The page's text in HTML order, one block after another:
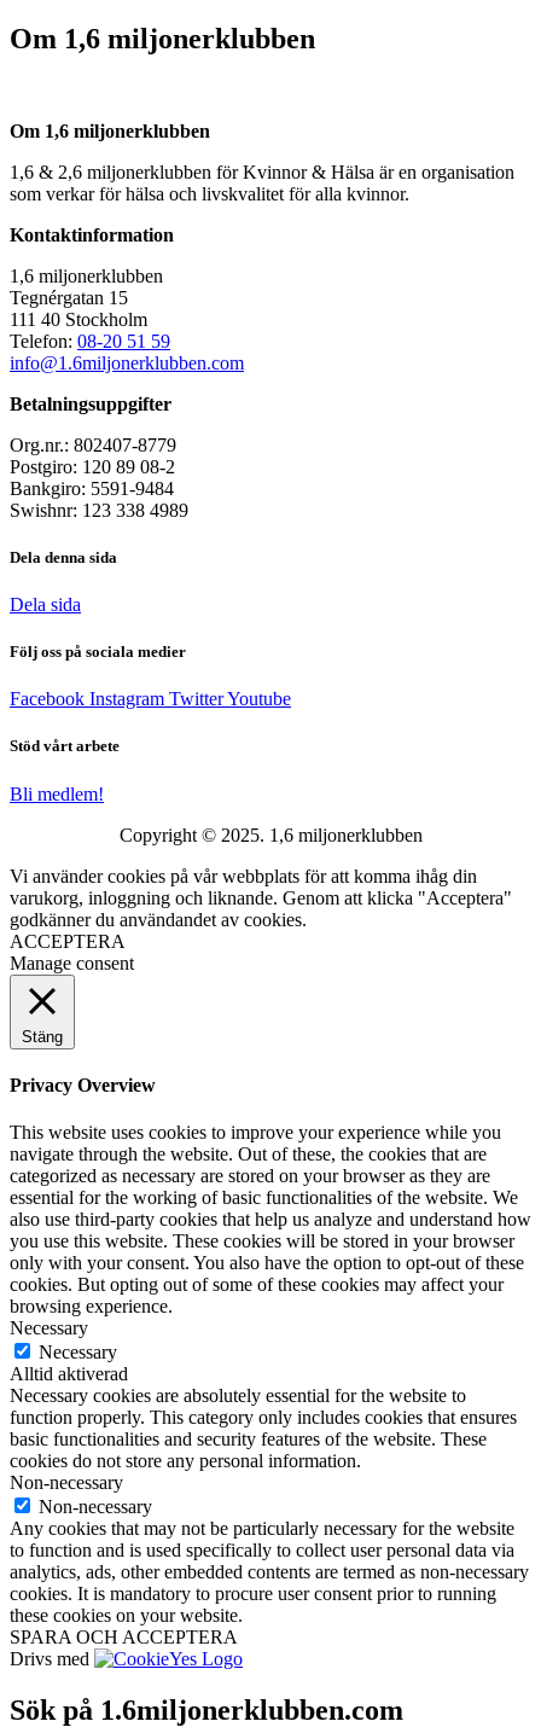
Om 1,6 miljonerklubben
Om 1,6 miljonerklubben
1,6 & 2,6 miljonerklubben för Kvinnor & Hälsa är en organisation
som verkar för hälsa och livskvalitet för alla kvinnor.
Kontaktinformation
1,6 miljonerklubben
Tegnérgatan 15
111 40 Stockholm
Telefon: 08-20 51 59
info@1.6miljonerklubben.com
Betalningsuppgifter
Org.nr.: 802407-8779
Postgiro: 120 89 08-2
Bankgiro: 5591-9484
Swishnr: 123 338 4989
Dela denna sida
Dela sida
Följ oss på sociala medier
Facebook Instagram TwitterYoutube
Stöd vårt arbete
Bli medlem!
Copyright © 2025. 1,6 miljonerklubben
Vi använder cookies på vår webbplats för att komma ihåg din
varukorg, inloggning och liknande. Genom att klicka "Acceptera"
godkänner du användandet av cookies.
ACCEPTERA
Manage consent
Stäng
Privacy Overview
This website uses cookies to improve your experience while you
navigate through the website. Out of these, the cookies that are
categorized as necessary are stored on your browser as they are
essential for the working of basic functionalities of the website. We
also use third-party cookies that help us analyze and understand how
you use this website. These cookies will be stored in your browser
only with your consent. You also have the option to opt-out of these
cookies. But opting out of some of these cookies may affect your
browsing experience.
Necessary
Necessary
Alltid aktiverad
Necessary cookies are absolutely essential for the website to
function properly. This category only includes cookies that ensures
basic functionalities and security features of the website. These
cookies do not store any personal information.
Non-necessary
Non-necessary
Any cookies that may not be particularly necessary for the website
to function and is used specifically to collect user personal data via
analytics, ads, other embedded contents are termed as non-necessary
cookies. It is mandatory to procure user consent prior to running
these cookies on your website.
SPARA OCH ACCEPTERA
Drivs med
Sök på 1.6miljonerklubben.com